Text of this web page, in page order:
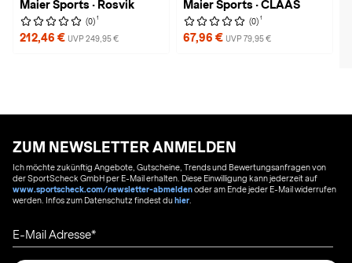
Maier Sports · Rosvik
(0) 1
212,46 € UVP 249,95 €
Maier Sports · CLAAS
(0) 1
67,96 € UVP 79,95 €
ZUM NEWSLETTER ANMELDEN
Ich möchte zukünftig Angebote, Gutscheine, Trends und Bewertungsanfragen von
der SportScheck GmbH per E-Mail erhalten. Diese Einwilligung kann jederzeit auf
www.sportscheck.com/newsletter-abmeldenoder am Ende jeder E-Mail widerrufen
werden. Infos zum Datenschutz findest duhier
E-Mail Adresse